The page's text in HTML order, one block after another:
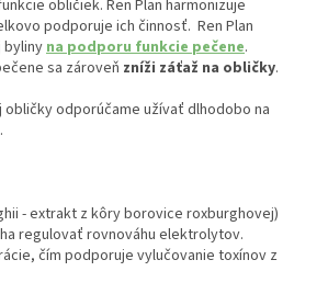
obličiek. Ren Plan harmonizuje
podporuje ich činnosť. Ren Plan
byliny na podporu funkcie pečene.
sa zároveň zníži záťaž na obličky.
obličky odporúčame užívať dlhodobo na
- extrakt z kôry borovice roxburghovej)
regulovať rovnováhu elektrolytov.
čím podporuje vylučovanie toxínov z